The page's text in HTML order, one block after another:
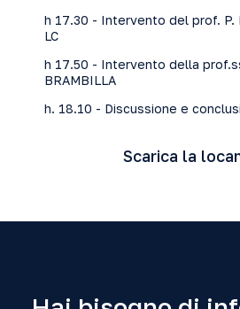
h 17.30 - Intervento del prof. ​P.
LC
h 17.50 - Intervento della
BRAMBILLA
h. 18.10 - Discussione e
Scarica la